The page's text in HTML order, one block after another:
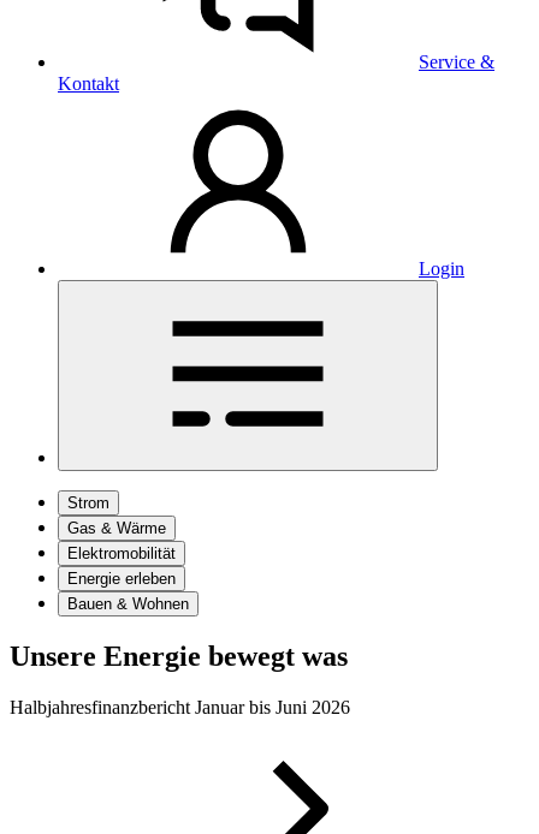
Service &
Kontakt
Login
Strom
Gas & Wärme
Elektromobilität
Energie erleben
Bauen & Wohnen
Unsere Energie bewegt was
Halbjahresfinanzbericht Januar bis Juni 2026